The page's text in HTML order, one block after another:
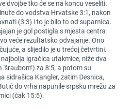
dvojbe tko će se na koncu veseliti.
do vodstva Hrvatske 3:1, nakon
(3:3) i to je bilo to od suparnica.
je gol postigla s mjesta centra
veće rezultatsko odvajanje. Ono
a slijedilo je u trećoj četvrtini.
igračica utakmice, niže dva
za 8:5, a potom su
sidrašica Kangler, zatim Desnica,
do vrha napunile srpsku mrežu za
(čak 15:5).